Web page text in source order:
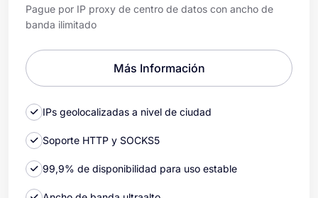
Pague por IP proxy de centro de datos con ancho de
banda ilimitado
Más Información
IPs geolocalizadas a nivel de ciudad
Soporte HTTP y SOCKS5
99,9% de disponibilidad para uso estable